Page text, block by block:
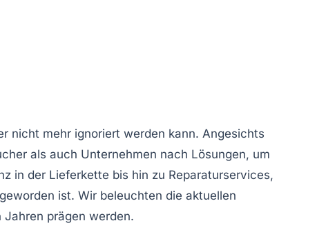
nicht mehr ignoriert werden kann. Angesichts
als auch Unternehmen nach Lösungen, um
in der Lieferkette bis hin zu Reparaturservices,
geworden ist. Wir beleuchten die aktuellen
prägen werden.